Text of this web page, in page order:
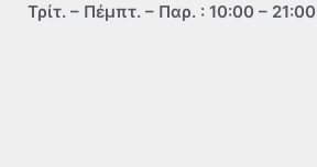
Τρίτ. – Πέμπτ. – Παρ. : 10:00 – 21:00